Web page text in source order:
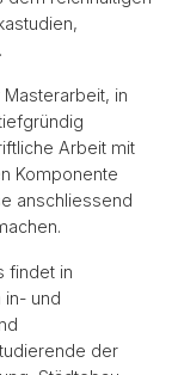
in
Arbeit mit
Komponente
anschliessend
findet in
in- und
der